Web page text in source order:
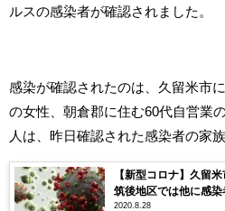
ルスの感染者が確認されました。
感染が確認されたのは、久留米市
の女性、朝倉郡に住む60代自営業
人は、昨日確認された感染者の家
【新型コロナ】久留
筑後地区では他に感染
2020.8.28